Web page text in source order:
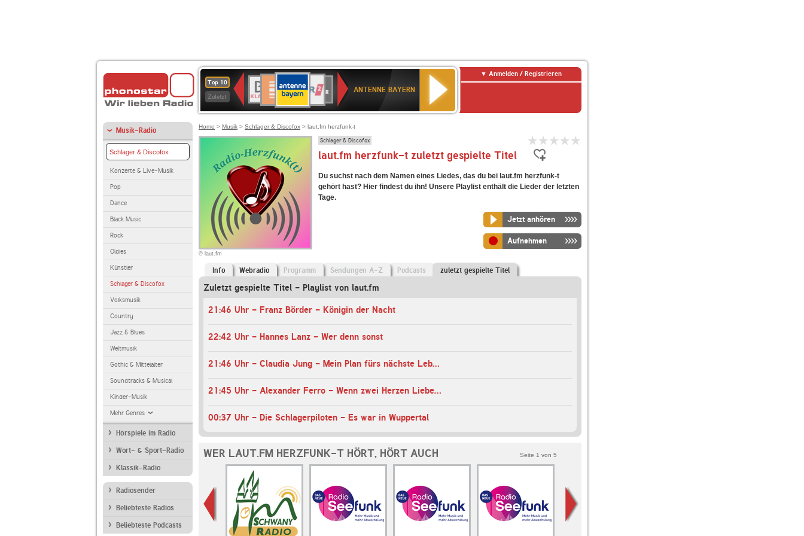
Top 10
Zuletzt
Deutschlandfunk
80er
90er
OLDIE
ANTENNE
SWR3
WDR
4
BR-
KLASSIK
Deutschlandfunk
KulturBAYERN
2
SWR
Kultur
NDR
2
ANTENNE BAYERN
Anmelden / Registrieren
Musik-Radio
Schlager & Discofox
Konzerte & Live-Musik
Pop
Dance
Black Music
Rock
Oldies
Künstler
Schlager & Discofox
Volksmusik
Country
Jazz & Blues
Weltmusik
Gothic & Mittelalter
Soundtracks & Musical
Kinder-Musik
Mehr Genres
Hörspiele im Radio
Wort- & Sport-Radio
Klassik-Radio
Radiosender
Beliebteste Radios
Beliebteste Podcasts
Home > Musik > Schlager & Discofox > laut.fm herzfunk-t
© laut.fm
Schlager & Discofox
laut.fm herzfunk-t zuletzt gespielte Titel
Du suchst nach dem Namen eines Liedes, das du bei laut.fm herzfunk-t
gehört hast? Hier findest du ihn! Unsere Playlist enthält die Lieder der letzten
Tage.
Jetzt anhören
Aufnehmen
Info Webradio Programm Sendungen A-Z Podcasts zuletzt gespielte Titel
Zuletzt gespielte Titel - Playlist von laut.fm
21:46 Uhr - Franz Börder - Königin der Nacht
22:42 Uhr - Hannes Lanz - Wer denn sonst
21:46 Uhr - Claudia Jung - Mein Plan fürs nächste Leben
21:45 Uhr - Alexander Ferro - Wenn zwei Herzen Liebe spuern
00:37 Uhr - Die Schlagerpiloten - Es war in Wuppertal
WER LAUT.FM HERZFUNK-T HÖRT, HÖRT AUCH Seite 1 von 5